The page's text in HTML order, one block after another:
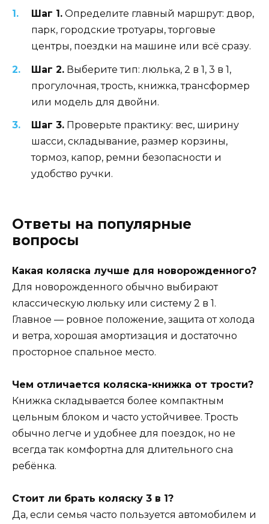
Шаг 1. Определите главный маршрут: двор,
парк, городские тротуары, торговые
центры, поездки на машине или всё сразу.
Шаг 2. Выберите тип: люлька, 2 в 1, 3 в 1,
прогулочная, трость, книжка, трансформер
или модель для двойни.
Шаг 3. Проверьте практику: вес, ширину
шасси, складывание, размер корзины,
тормоз, капор, ремни безопасности и
удобство ручки.
Ответы на популярные
вопросы
Какая коляска лучше для новорожденного?
Для новорожденного обычно выбирают
классическую люльку или систему 2 в 1.
Главное — ровное положение, защита от холода
и ветра, хорошая амортизация и достаточно
просторное спальное место.
Чем отличается коляска-книжка от трости?
Книжка складывается более компактным
цельным блоком и часто устойчивее. Трость
обычно легче и удобнее для поездок, но не
всегда так комфортна для длительного сна
ребёнка.
Стоит ли брать коляску 3 в 1?
Да, если семья часто пользуется автомобилем и